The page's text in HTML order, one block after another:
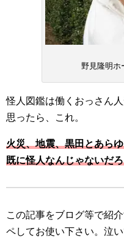
野見隆明ホ
怪人図鑑は働くおっさん
思ったら、これ。
火災、地震、黒田とあら
既に怪人なんじゃないだ
この記事をブログ等で紹
ペしてお使い下さい。 泣